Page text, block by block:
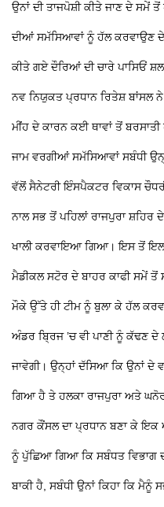
ਉਨਾਂ ਦੀ ਤਾਜਪੋਸ਼ੀ ਕੀਤੇ ਜਾਣ ਦੇ ਸਮੇਂ
ਦੀਆਂ ਸਮੱਸਿਆਵਾਂ ਨੂੰ ਹੱਲ ਕਰਵਾਉਣ
ਕੀਤੇ ਗਏ ਦੌਰਿਆਂ ਦੀ ਚਾਰੇ ਪਾਸਿਓਂ
ਨਵ ਨਿਯੁਕਤ ਪ੍ਰਧਾਨ ਰਿਤੇਸ਼ ਬਾਂਸਲ
ਮੀਂਹ ਦੇ ਕਾਰਨ ਕਈ ਥਾਵਾਂ ਤੋਂ ਬਰਸਾਤੀ
ਜਾਮ ਵਰਗੀਆਂ ਸਮੱਸਿਆਵਾਂ ਸਬੰਧੀ
ਵੱਲੋਂ ਸੈਨੇਟਰੀ ਇੰਸਪੈਕਟਰ ਵਿਕਾਸ
ਨਾਲ ਸਭ ਤੋਂ ਪਹਿਲਾਂ ਰਾਜਪੁਰਾ ਸ਼ਹਿਰ
ਖਾਲੀ ਕਰਵਾਇਆ ਗਿਆ। ਇਸ ਤੋਂ
ਮੈਡੀਕਲ ਸਟੋਰ ਦੇ ਬਾਹਰ ਕਾਫੀ ਸਮੇਂ
ਮੌਕੇ ਉੱਤੇ ਹੀ ਟੀਮ ਨੂੰ ਬੁਲਾ ਕੇ ਹੱਲ
ਅੰਡਰ ਬ੍ਰਿਜ ’ਚ ਵੀ ਪਾਣੀ ਨੂੰ ਕੱਢਣ
ਜਾਵੇਗੀ। ਉਨ੍ਹਾਂ ਦੱਸਿਆ ਕਿ ਉਨਾਂ
ਗਿਆ ਹੈ ਤੇ ਹਲਕਾ ਰਾਜਪੁਰਾ ਅਤੇ
ਨਗਰ ਕੌਂਸਲ ਦਾ ਪ੍ਰਧਾਨ ਬਣਾ ਕੇ ਇਕ
ਨੂੰ ਪੁੱਛਿਆ ਗਿਆ ਕਿ ਸਬੰਧਤ ਵਿਭਾਗ
ਬਾਕੀ ਹੈ, ਸਬੰਧੀ ਉਨਾਂ ਕਿਹਾ ਕਿ ਮੈਨੂੰ